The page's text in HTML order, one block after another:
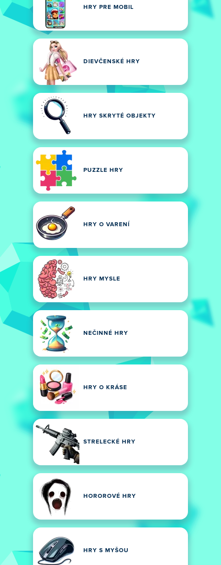
HRY PRE MOBIL
DIEVČENSKÉ HRY
HRY SKRYTÉ OBJEKTY
PUZZLE HRY
HRY O VARENÍ
HRY MYSLE
NEČINNÉ HRY
HRY O KRÁSE
STRELECKÉ HRY
HOROROVÉ HRY
HRY S MYŠOU